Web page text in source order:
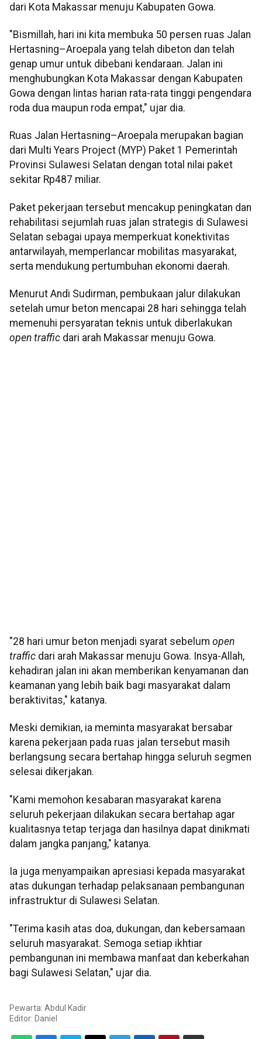
dari Kota Makassar menuju Kabupaten Gowa.
"Bismillah, hari ini kita membuka 50 persen ruas Jalan
Hertasning–Aroepala yang telah dibeton dan telah
genap umur untuk dibebani kendaraan. Jalan ini
menghubungkan Kota Makassar dengan Kabupaten
Gowa dengan lintas harian rata-rata tinggi pengendara
roda dua maupun roda empat," ujar dia.
Ruas Jalan Hertasning–Aroepala merupakan bagian
dari Multi Years Project (MYP) Paket 1 Pemerintah
Provinsi Sulawesi Selatan dengan total nilai paket
sekitar Rp487 miliar.
Paket pekerjaan tersebut mencakup peningkatan dan
rehabilitasi sejumlah ruas jalan strategis di Sulawesi
Selatan sebagai upaya memperkuat konektivitas
antarwilayah, memperlancar mobilitas masyarakat,
serta mendukung pertumbuhan ekonomi daerah.
Menurut Andi Sudirman, pembukaan jalur dilakukan
setelah umur beton mencapai 28 hari sehingga telah
memenuhi persyaratan teknis untuk diberlakukan
open traffic dari arah Makassar menuju Gowa.
"28 hari umur beton menjadi syarat sebelum open
traffic dari arah Makassar menuju Gowa. Insya-Allah,
kehadiran jalan ini akan memberikan kenyamanan dan
keamanan yang lebih baik bagi masyarakat dalam
beraktivitas," katanya.
Meski demikian, ia meminta masyarakat bersabar
karena pekerjaan pada ruas jalan tersebut masih
berlangsung secara bertahap hingga seluruh segmen
selesai dikerjakan.
"Kami memohon kesabaran masyarakat karena
seluruh pekerjaan dilakukan secara bertahap agar
kualitasnya tetap terjaga dan hasilnya dapat dinikmati
dalam jangka panjang," katanya.
Ia juga menyampaikan apresiasi kepada masyarakat
atas dukungan terhadap pelaksanaan pembangunan
infrastruktur di Sulawesi Selatan.
"Terima kasih atas doa, dukungan, dan kebersamaan
seluruh masyarakat. Semoga setiap ikhtiar
pembangunan ini membawa manfaat dan keberkahan
bagi Sulawesi Selatan," ujar dia.
Pewarta: Abdul Kadir
Editor: Daniel